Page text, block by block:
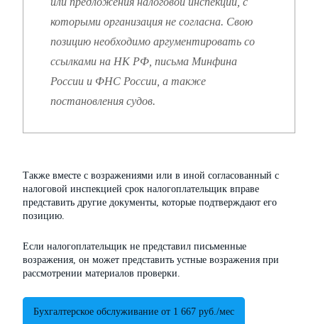
которыми организация не согласна. Свою
позицию необходимо аргументировать со
ссылками на НК РФ, письма Минфина
России и ФНС России, а также
постановления судов.
Также вместе с возражениями или в иной согласованный с
налоговой инспекцией срок налогоплательщик вправе
представить другие документы, которые подтверждают его
позицию.
Если налогоплательщик не представил письменные
возражения, он может представить устные возражения при
рассмотрении материалов проверки.
Бухгалтерское обслуживание от 1 667 руб./мес